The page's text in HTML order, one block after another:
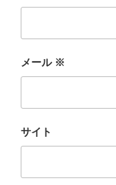
メール ※
サイト